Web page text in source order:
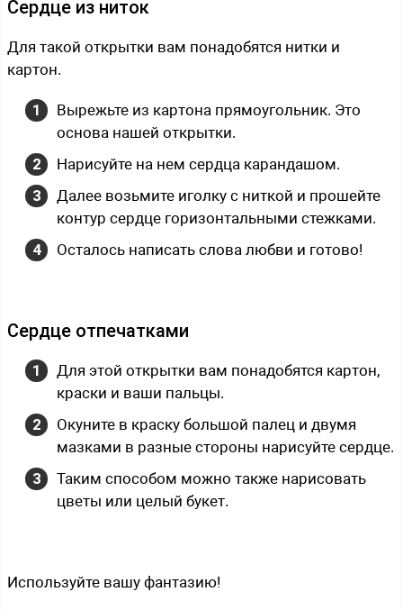
Сердце из ниток
Для такой открытки вам понадобятся нитки и
картон.
Вырежьте из картона прямоугольник. Это
основа нашей открытки.
Нарисуйте на нем сердца карандашом.
Далее возьмите иголку с ниткой и прошейте
контур сердце горизонтальными стежками.
Осталось написать слова любви и готово!
Сердце отпечатками
Для этой открытки вам понадобятся картон,
краски и ваши пальцы.
Окуните в краску большой палец и двумя
мазками в разные стороны нарисуйте сердце.
Таким способом можно также нарисовать
цветы или целый букет.
Используйте вашу фантазию!